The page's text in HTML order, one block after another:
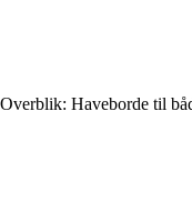
Overblik: Haveborde til